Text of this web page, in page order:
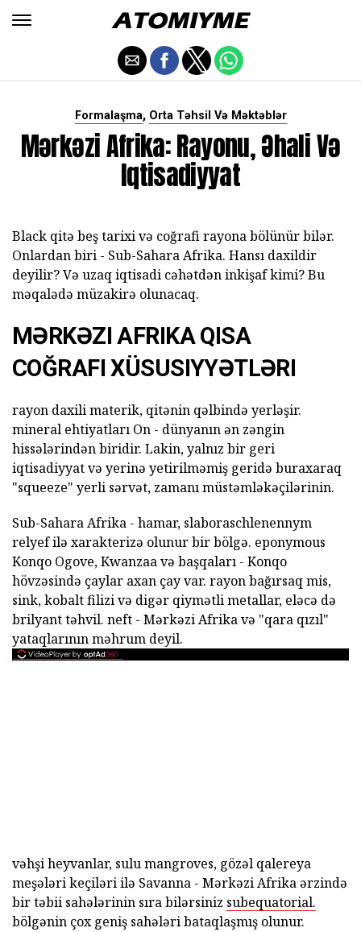
Formalaşma, Orta Təhsil Və Məktəblər
Mərkəzi Afrika: Rayonu, Əhali Və
Iqtisadiyyat
Black qitə beş tarixi və coğrafi rayona bölünür bilər.
Onlardan biri - Sub-Sahara Afrika. Hansı daxildir
deyilir? Və uzaq iqtisadi cəhətdən inkişaf kimi? Bu
məqalədə müzakirə olunacaq.
MƏRKƏZI AFRIKA QISA
COĞRAFI XÜSUSIYYƏTLƏRI
rayon daxili materik, qitənin qəlbində yerləşir.
mineral ehtiyatları On - dünyanın ən zəngin
hissələrindən biridir. Lakin, yalnız bir geri
iqtisadiyyat və yerinə yetirilməmiş geridə buraxaraq
"squeeze" yerli sərvət, zamanı müstəmləkəçilərinin.
Sub-Sahara Afrika - hamar, slaboraschlenennym
relyef ilə xarakterizə olunur bir bölgə. eponymous
Konqo Ogove, Kwanzaa və başqaları - Konqo
hövzəsində çaylar axan çay var. rayon bağırsaq mis,
sink, kobalt filizi və digər qiymətli metallar, eləcə də
brilyant təhvil. neft - Mərkəzi Afrika və "qara qızıl"
yataqlarının məhrum deyil.
vəhşi heyvanlar, sulu mangroves, gözəl qalereya
meşələri keçiləri ilə Savanna - Mərkəzi Afrika ərzində
bir təbii sahələrinin sıra bilərsiniz subequatorial.
bölgənin çox geniş sahələri bataqlaşmış olunur.